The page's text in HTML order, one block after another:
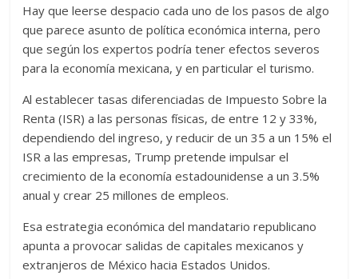
Hay que leerse despacio cada uno de los pasos de algo
que parece asunto de política económica interna, pero
que según los expertos podría tener efectos severos
para la economía mexicana, y en particular el turismo.
Al establecer tasas diferenciadas de Impuesto Sobre la
Renta (ISR) a las personas físicas, de entre 12 y 33%,
dependiendo del ingreso, y reducir de un 35 a un 15% el
ISR a las empresas, Trump pretende impulsar el
crecimiento de la economía estadounidense a un 3.5%
anual y crear 25 millones de empleos.
Esa estrategia económica del mandatario republicano
apunta a provocar salidas de capitales mexicanos y
extranjeros de México hacia Estados Unidos.